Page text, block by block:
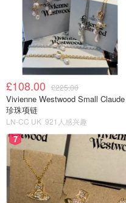
£108.00 £225.00
Vivienne Westwood Small Claude
珍珠项链
LN-CC UK 921人感兴趣
7